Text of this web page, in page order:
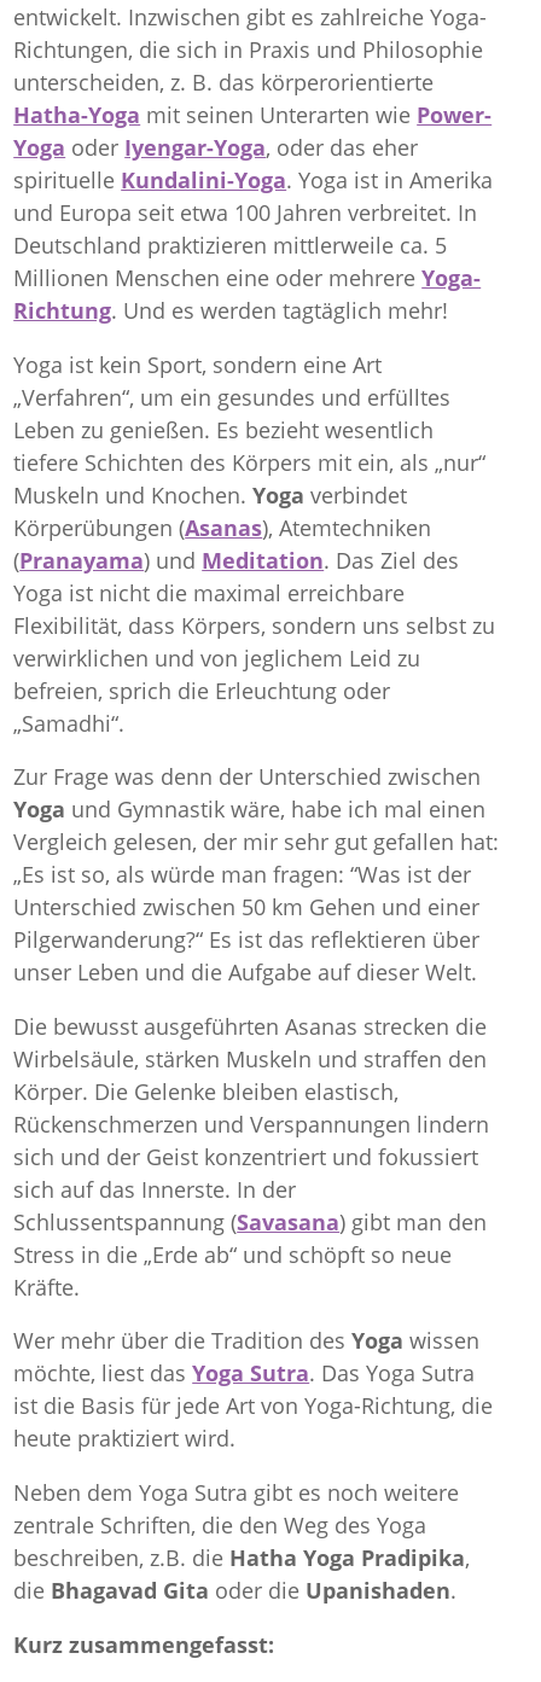
entwickelt. Inzwischen gibt es zahlreiche Yoga-
Richtungen, die sich in Praxis und Philosophie
unterscheiden, z. B. das körperorientierte
Hatha-Yoga mit seinen Unterarten wie Power-
Yoga oder Iyengar-Yoga, oder das eher
spirituelle Kundalini-Yoga. Yoga ist in Amerika
und Europa seit etwa 100 Jahren verbreitet. In
Deutschland praktizieren mittlerweile ca. 5
Millionen Menschen eine oder mehrereYoga-
Richtung. Und es werden tagtäglich mehr!
Yoga ist kein Sport, sondern eine Art
„Verfahren“, um ein gesundes und erfülltes
Leben zu genießen. Es bezieht wesentlich
tiefere Schichten des Körpers mit ein, als „nur“
Muskeln und Knochen.Yoga verbindet
Körperübungen (Asanas), Atemtechniken
(Pranayama) und Meditation. Das Ziel des
Yoga ist nicht die maximal erreichbare
Flexibilität, dass Körpers, sondern uns selbst zu
verwirklichen und von jeglichem Leid zu
befreien, sprich die Erleuchtung oder
„Samadhi“.
Zur Frage was denn der Unterschied zwischen
Yoga und Gymnastik wäre, habe ich mal einen
Vergleich gelesen, der mir sehr gut gefallen hat:
„Es ist so, als würde man fragen: “Was ist der
Unterschied zwischen 50 km Gehen und einer
Pilgerwanderung?“ Es ist das reflektieren über
unser Leben und die Aufgabe auf dieser Welt.
Die bewusst ausgeführten Asanas strecken die
Wirbelsäule, stärken Muskeln und straffen den
Körper. Die Gelenke bleiben elastisch,
Rückenschmerzen und Verspannungen lindern
sich und der Geist konzentriert und fokussiert
sich auf das Innerste. In der
Schlussentspannung (Savasana) gibt man den
Stress in die „Erde ab“ und schöpft so neue
Kräfte.
Wer mehr über die Tradition desYoga wissen
möchte, liest dasYoga Sutra. Das Yoga Sutra
ist die Basis für jede Art von Yoga-Richtung, die
heute praktiziert wird.
Neben dem Yoga Sutra gibt es noch weitere
zentrale Schriften, die den Weg des Yoga
beschreiben, z.B. die Hatha Yoga Pradipika,
die Bhagavad Gita oder die Upanishaden.
Kurz zusammengefasst: